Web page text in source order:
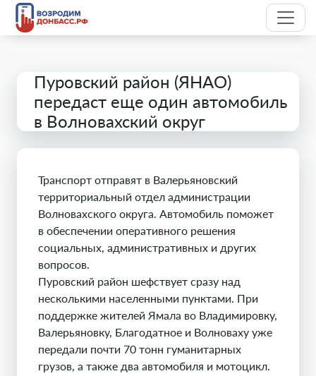
Пуровский район (ЯНАО)
передаст еще один автомобиль
в Волновахский округ
Транспорт отправят в Валерьяновский
территориальный отдел администрации
Волновахского округа. Автомобиль поможет
в обеспечении оперативного решения
социальных, административных и других
вопросов.
Пуровский район шефствует сразу над
несколькими населенными пунктами. При
поддержке жителей Ямала во Владимировку,
Валерьяновку, Благодатное и Волноваху уже
передали почти 70 тонн гуманитарных
грузов, а также два автомобиля и мотоцикл.